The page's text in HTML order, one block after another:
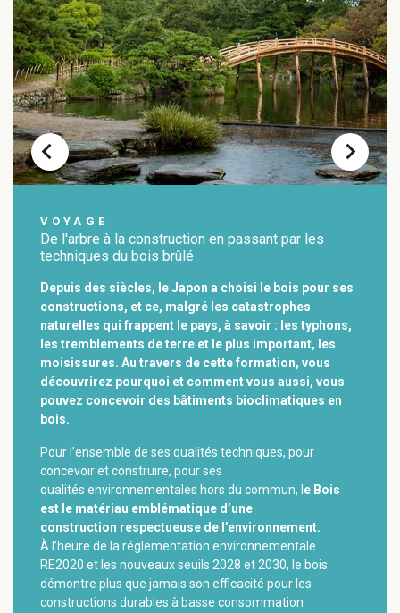
chevron_left chevron_right
VOYAGE
De l'arbre à la construction en passant par les
techniques du bois brûlé
Depuis des siècles, le Japon a choisi le bois pour ses
constructions, et ce, malgré les catastrophes
naturelles qui frappent le pays, à savoir : les typhons,
les tremblements de terre et le plus important, les
moisissures. Au travers de cette formation, vous
découvrirez pourquoi et comment vous aussi, vous
pouvez concevoir des bâtiments bioclimatiques en
bois.
Pour l’ensemble de ses qualités techniques, pour
concevoir et construire, pour ses
qualités environnementales hors du commun, l e Bois
est le matériau emblématique d’une
construction respectueuse de l’environnement.
À l’heure de la réglementation environnementale
RE2020 et les nouveaux seuils 2028 et 2030, le bois
démontre plus que jamais son efficacité pour les
constructions durables à basse consommation